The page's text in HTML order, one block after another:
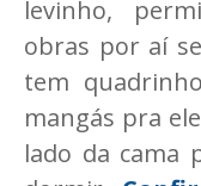
levinho,
obras por aí
tem
mangás pra
lado da cama